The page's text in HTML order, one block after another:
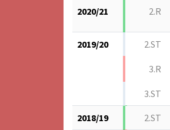
2020/21 2.R
2019/20 2.ST
3.R
3.ST
2018/19 2.ST